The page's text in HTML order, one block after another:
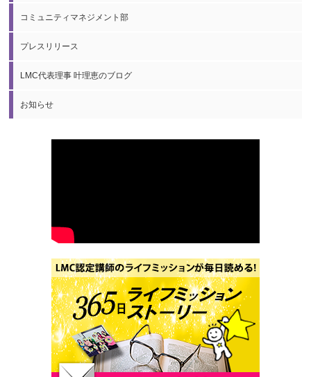
コミュニティマネジメント部
プレスリリース
LMC代表理事 叶理恵のブログ
お知らせ